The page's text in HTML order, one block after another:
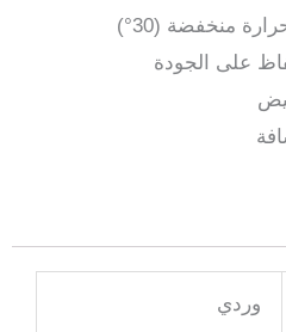
منخفضة (30°)
على الجودة
وردي